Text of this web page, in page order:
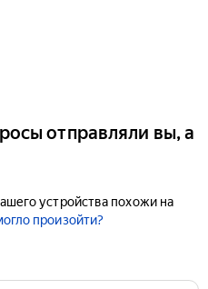
отправляли вы, а
устройства похожи на
произойти?